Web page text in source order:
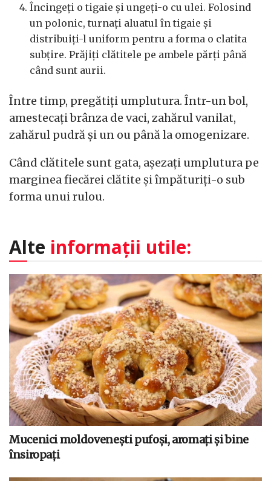
Încingeți o tigaie și ungeți-o cu ulei. Folosind
un polonic, turnați aluatul în tigaie și
distribuiți-l uniform pentru a forma o clatita
subțire. Prăjiți clătitele pe ambele părți până
când sunt aurii.
Între timp, pregătiți umplutura. Într-un bol,
amestecați brânza de vaci, zahărul vanilat,
zahărul pudră și un ou până la omogenizare.
Când clătitele sunt gata, așezați umplutura pe
marginea fiecărei clătite și împăturiți-o sub
forma unui rulou.
Alte informații utile:
Mucenici moldovenești pufoși, aromați și bine
însiropați